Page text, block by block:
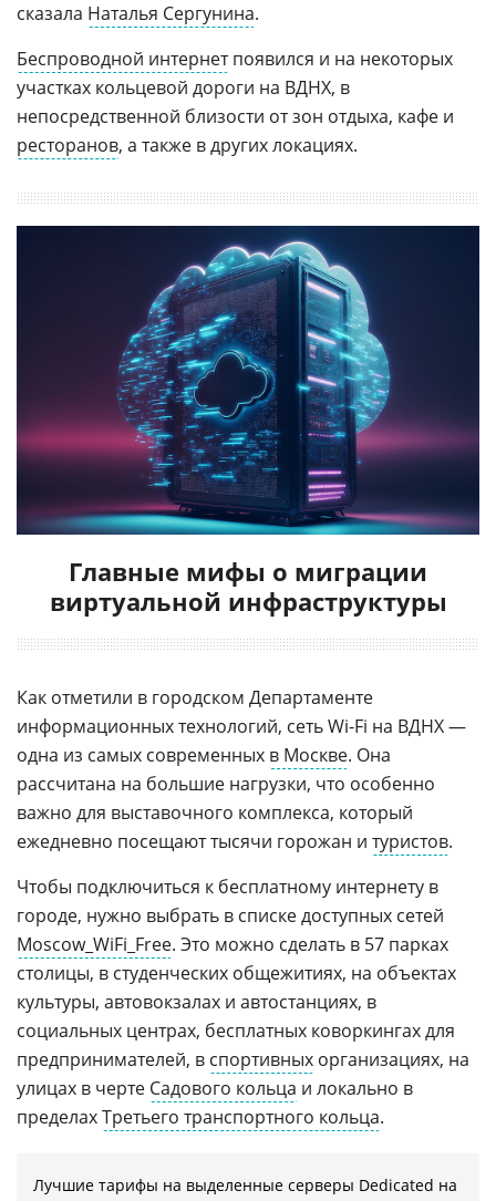
сказала Наталья Сергунина.
Беспроводной интернетпоявился и на некоторых
участках кольцевой дороги на ВДНХ, в
непосредственной близости от зон отдыха, кафе и
ресторанов, а также в других локациях.
Главные мифы о миграции
виртуальной инфраструктуры
Как отметили в городском Департаменте
информационных технологий, сеть Wi-Fi на ВДНХ —
одна из самых современных в Москве. Она
рассчитана на большие нагрузки, что особенно
важно для выставочного комплекса, который
ежедневно посещают тысячи горожан и туристов.
Чтобы подключиться к бесплатному интернету в
городе, нужно выбрать в списке доступных сетей
Moscow_WiFi_Free. Это можно сделать в 57 парках
столицы, в студенческих общежитиях, на объектах
культуры, автовокзалах и автостанциях, в
социальных центрах, бесплатных коворкингах для
предпринимателей, в спортивных организациях, на
улицах в черте Садового кольца и локально в
пределахТретьего транспортного кольца.
Лучшие тарифы на выделенные серверы Dedicated на